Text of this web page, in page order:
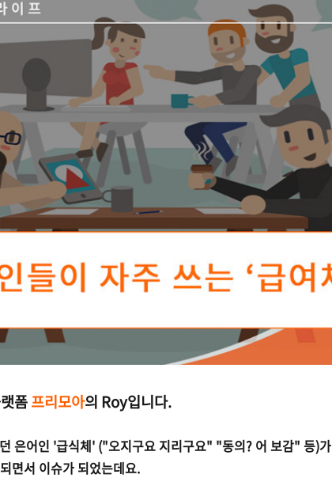
폼프리모아의 Roy입니다.
은어인 '급식체' ("오지구요 지리구요" "동의? 어 보감" 등)가
면서 이슈가 되었는데요.